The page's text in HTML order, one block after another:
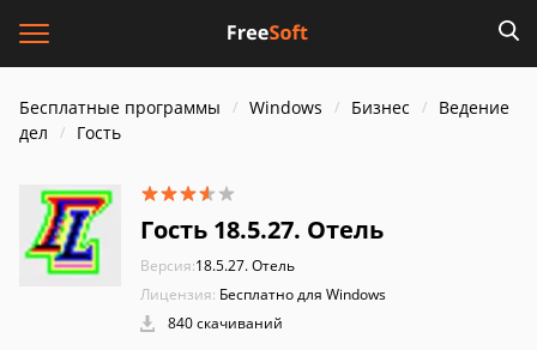
Бесплатные программы Windows Бизнес
Ведение
дел
Гость
Гость 18.5.27. Отель
Версия:18.5.27. Отель
Лицензия: Бесплатно для Windows
840 скачиваний